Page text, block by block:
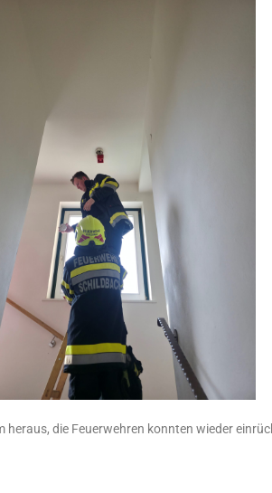
die Feuerwehren konnten wieder